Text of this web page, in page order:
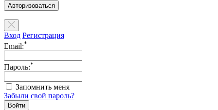
Авторизоваться
Вход Регистрация
Email:*
Пароль:*
Запомнить меня
Забыли свой пароль?